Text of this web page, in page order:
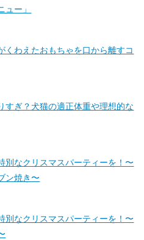
ュー」
くわえたおもちゃを口から離すコ
すぎ？犬猫の適正体重や理想的な
別なクリスマスパーティーを！〜
ン焼き〜
別なクリスマスパーティーを！〜